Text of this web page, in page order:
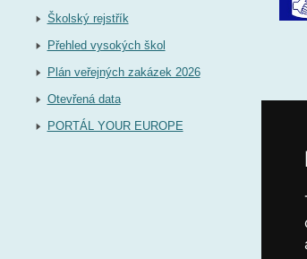
Školský rejstřík
Přehled vysokých škol
Plán veřejných zakázek 2026
Otevřená data
PORTÁL YOUR EUROPE